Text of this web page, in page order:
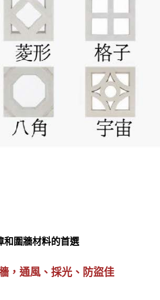
和圍牆材料的首選
，通風、採光、防盜佳